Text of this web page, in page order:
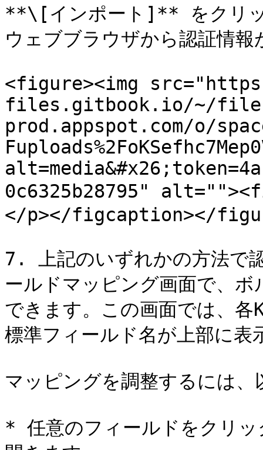
**\[インポート]** をクリッ
ウェブブラウザから認証情
<figure><img
files.gitbook.io/~/
prod.appspot.com/o/
0c6325b28795"
</p></figcaption></
7. 上記のいずれかの方法で
ールドマッピング画面で、
できます。この画面では、
標準フィールド名が上部に表
マッピングを調整するには
* 任意のフィールドをクリ